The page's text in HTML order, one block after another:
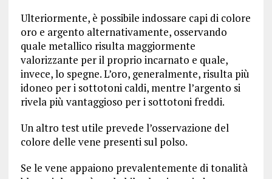
Ulteriormente, è possibile indossare capi di colore
oro e argento alternativamente, osservando
quale metallico risulta maggiormente
valorizzante per il proprio incarnato e quale,
invece, lo spegne. L’oro, generalmente, risulta più
idoneo per i sottotoni caldi, mentre l’argento si
rivela più vantaggioso per i sottotoni freddi.
Un altro test utile prevede l’osservazione del
colore delle vene presenti sul polso.
Se le vene appaiono prevalentemente di tonalità